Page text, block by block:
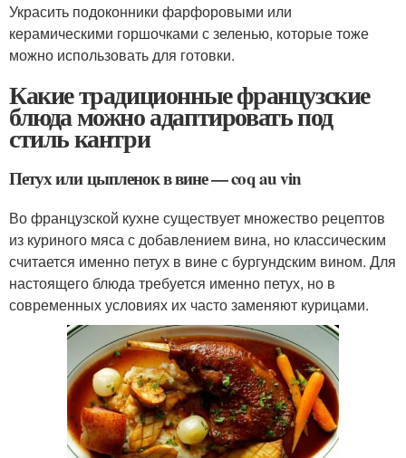
Украсить подоконники фарфоровыми или
керамическими горшочками с зеленью, которые тоже
можно использовать для готовки.
Какие традиционные французские
блюда можно адаптировать под
стиль кантри
Петух или цыпленок в вине — coq au vin
Во французской кухне существует множество рецептов
из куриного мяса с добавлением вина, но классическим
считается именно петух в вине с бургундским вином. Для
настоящего блюда требуется именно петух, но в
современных условиях их часто заменяют курицами.